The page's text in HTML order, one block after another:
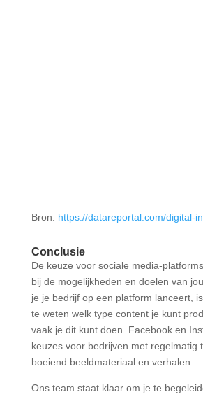
Bron: https://datareportal.com/digital-
Conclusie
De keuze voor sociale media-
bij de mogelijkheden en doelen van
je je bedrijf op een platform lanceert,
te weten welk type content je kunt
vaak je dit kunt doen. Facebook en
keuzes voor bedrijven met regelmatig
boeiend beeldmateriaal en verhalen.
Ons team staat klaar om je te